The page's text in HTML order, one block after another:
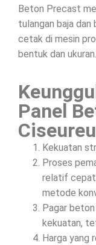
Beton Precast
tulangan baja dan
cetak di mesin
bentuk dan ukuran.
Panel
Kekuatan
Proses
relatif cepat
metode
Pagar
kekuatan,
Harga yang